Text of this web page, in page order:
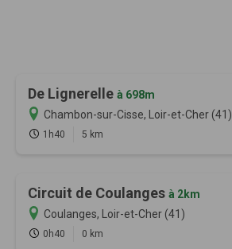
De Lignerelle à 698m
Chambon-sur-Cisse, Loir-et-Cher (41)
1h40 5 km
Circuit de Coulanges à 2km
Coulanges, Loir-et-Cher (41)
0h40 0 km